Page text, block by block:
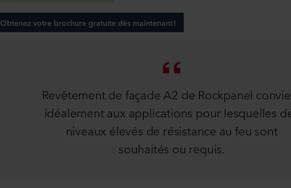
Obtenez votre brochure gratuite dès maintenant !
Revêtement de façade A2 de Rockpanel
idéalement aux applications pour lesquelles
niveaux élevés de résistance au feu sont
souhaités ou requis.